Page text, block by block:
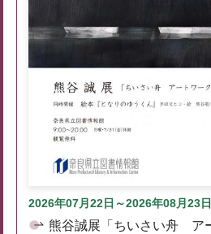
2026年07月22日～2026年08月23日
熊谷誠展「ちいさい舟 ア